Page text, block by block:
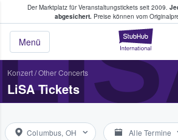
Der Marktplatz für Veranstaltungstickets seit 2009.
abgesichert.Preise können vom
Menü
Tickets kaufen &
Konzert/Other Concerts
LiSA Tickets
Columbus, OH Alle Termine